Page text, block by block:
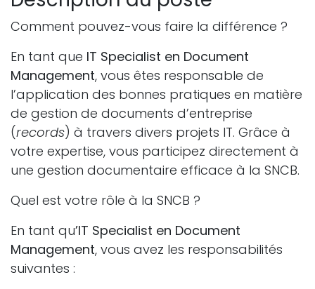
Comment pouvez-vous faire la différence ?
En tant que IT Specialist en Document
Management, vous êtes responsable de
l’application des bonnes pratiques en matière
de gestion de documents d’entreprise
(records) à travers divers projets IT. Grâce à
votre expertise, vous participez directement à
une gestion documentaire efficace à la SNCB.
Quel est votre rôle à la SNCB ?
En tant qu’IT Specialist en Document
Management, vous avez les responsabilités
suivantes :